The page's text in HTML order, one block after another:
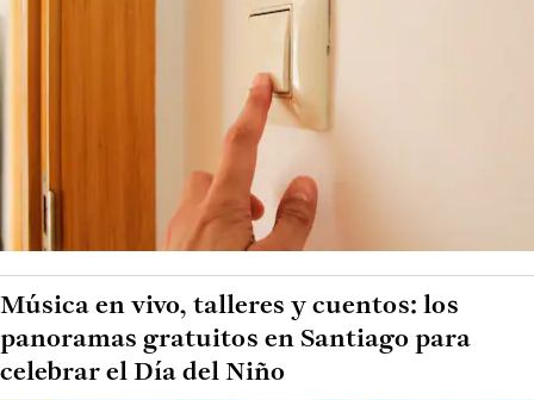
Música en vivo, talleres y cuentos: los
panoramas gratuitos en Santiago para
celebrar el Día del Niño